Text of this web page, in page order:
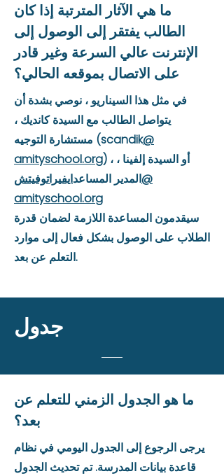
ما هي الآثار المترتبة إذا كان
الطالب يفتقر إلى الوصول إلى
الإنترنت عالي السرعة وغير قادر
على الاتصال بموقعه الحالي؟
في مثل هذا السيناريو ، نوصي بشدة أن
يتواصل الطالب مع السيدة كانديك ،
مستشارة التوجيه (scandik@
amityschool.org) ، أو السيدة إلفينا ،
المدير المساعدايفيراتوفيتش
@
amityschool.org
سيقدمون المساعدة اللازمة لضمان قدرة
الطلاب على الوصول بشكل فعال إلى موارد
التعلم عن بعد.
جدول
ما هو الجدول الزمني للتعلم عن
بعد؟
يرجى الرجوع إلى الجدول اليومي في نظام
قاعدة بيانات المدرسة. تم تحديث الجدول